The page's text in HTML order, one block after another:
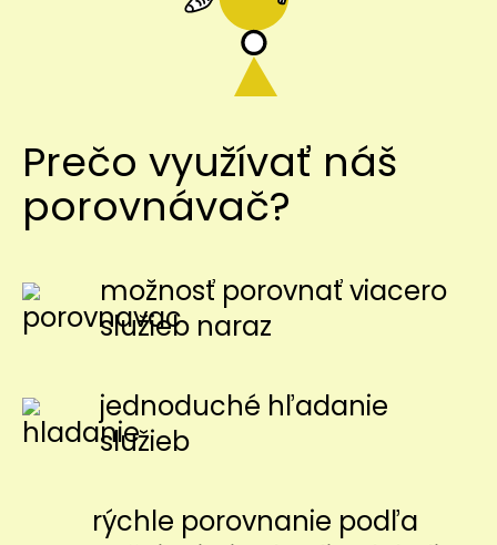
Prečo využívať náš
porovnávač?
možnosť porovnať viacero
služieb naraz
jednoduché hľadanie
služieb
rýchle porovnanie podľa